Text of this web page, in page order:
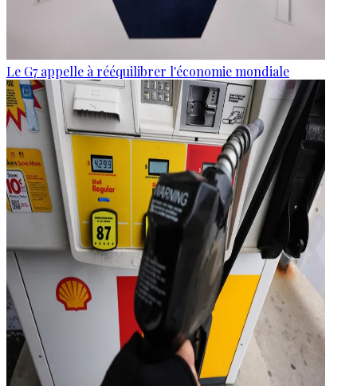
Le G7 appelle à rééquilibrer l'économie mondiale